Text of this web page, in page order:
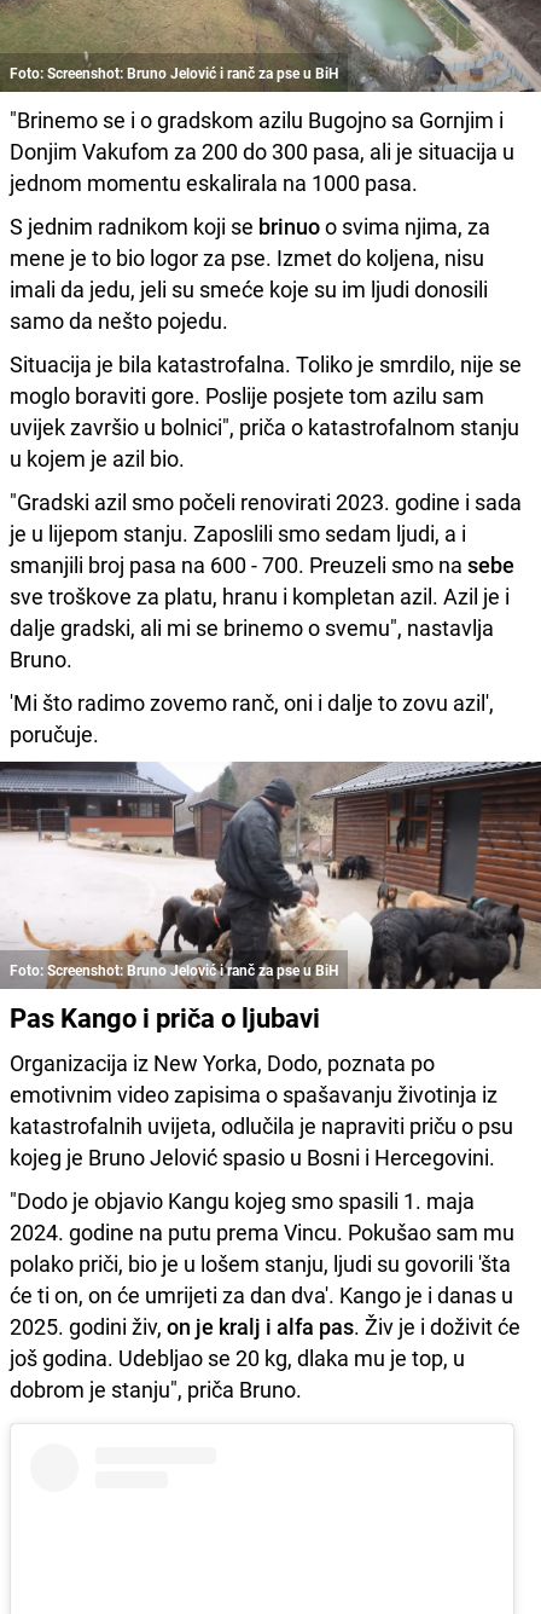
Foto: Screenshot: Bruno Jelović i ranč za pse u BiH
"Brinemo se i o gradskom azilu Bugojno sa Gornjim i
Donjim Vakufom za 200 do 300 pasa, ali je situacija u
jednom momentu eskalirala na 1000 pasa.
S jednim radnikom koji se brinuoo svima njima, za
mene je to bio logor za pse. Izmet do koljena, nisu
imali da jedu, jeli su smeće koje su im ljudi donosili
samo da nešto pojedu.
Situacija je bila katastrofalna. Toliko je smrdilo, nije se
moglo boraviti gore. Poslije posjete tom azilu sam
uvijek završio u bolnici", priča o katastrofalnom stanju
u kojem je azil bio.
"Gradski azil smo počeli renovirati 2023. godine i sada
je u lijepom stanju. Zaposlili smo sedam ljudi, a i
smanjili broj pasa na 600 - 700. Preuzeli smo na sebe
sve troškove za platu, hranu i kompletan azil. Azil je i
dalje gradski, ali mi se brinemo o svemu", nastavlja
Bruno.
'Mi što radimo zovemo ranč, oni i dalje to zovu azil',
poručuje.
Foto: Screenshot: Bruno Jelović i ranč za pse u BiH
Pas Kango i priča o ljubavi
Organizacija iz New Yorka, Dodo, poznata po
emotivnim video zapisima o spašavanju životinja iz
katastrofalnih uvijeta, odlučila je napraviti priču o psu
kojeg je Bruno Jelović spasio u Bosni i Hercegovini.
"Dodo je objavio Kangu kojeg smo spasili 1. maja
2024. godine na putu prema Vincu. Pokušao sam mu
polako priči, bio je u lošem stanju, ljudi su govorili 'šta
će ti on, on će umrijeti za dan dva'. Kango je i danas u
2025. godini živ, on je kralj i alfa pas. Živ je i doživit će
još godina. Udebljao se 20 kg, dlaka mu je top, u
dobrom je stanju", priča Bruno.